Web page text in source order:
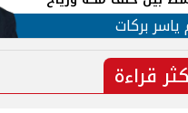
ياسر بركات
قراءة